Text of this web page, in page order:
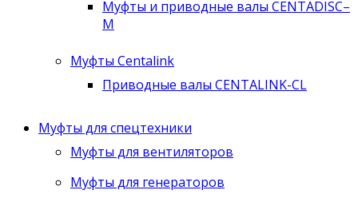
Муфты и приводные валы CENTADISC–
M
Муфты Centalink
Приводные валы CENTALINK-CL
Муфты для спецтехники
Муфты для вентиляторов
Муфты для генераторов